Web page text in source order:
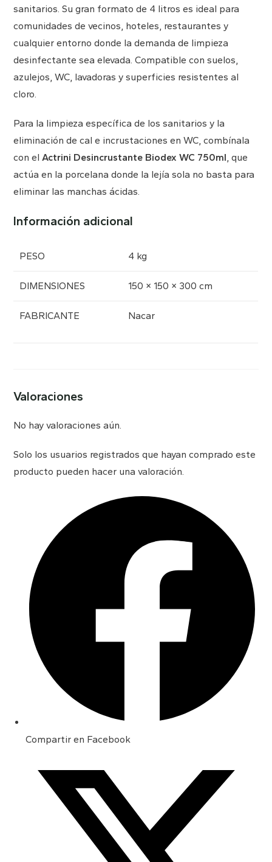
sanitarios. Su gran formato de 4 litros es ideal para
comunidades de vecinos, hoteles, restaurantes y
cualquier entorno donde la demanda de limpieza
desinfectante sea elevada. Compatible con suelos,
azulejos, WC, lavadoras y superficies resistentes al
cloro.
Para la limpieza específica de los sanitarios y la
eliminación de cal e incrustaciones en WC, combínala
con elActrini Desincrustante Biodex WC 750ml , que
actúa en la porcelana donde la lejía sola no basta para
eliminar las manchas ácidas.
Información adicional
PESO 4 kg
DIMENSIONES 150 × 150 × 300 cm
FABRICANTE Nacar
Valoraciones
No hay valoraciones aún.
Solo los usuarios registrados que hayan comprado este
producto pueden hacer una valoración.
Compartir en Facebook